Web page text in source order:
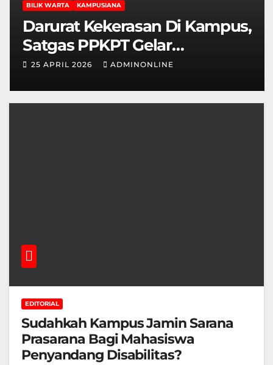
BILIK WARTA KAMPUSIANA
Darurat Kekerasan Di Kampus,
Satgas PPKPT Gelar
Sosialisasi
55/2024
25 APRIL 2026 ADMINONLINE
EDITORIAL
Sudahkah Kampus Jamin Sarana
Prasarana Bagi Mahasiswa
Penyandang Disabilitas?